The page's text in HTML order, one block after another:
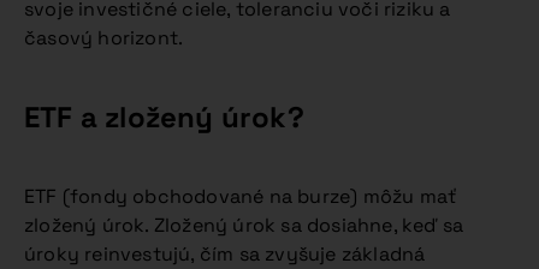
svoje investičné ciele, toleranciu voči riziku a
časový horizont.
ETF a zložený úrok?
ETF (fondy obchodované na burze) môžu mať
zložený úrok. Zložený úrok sa dosiahne, keď sa
úroky reinvestujú, čím sa zvyšuje základná